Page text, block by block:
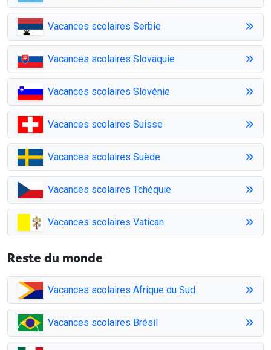
Vacances scolaires Serbie
Vacances scolaires Slovaquie
Vacances scolaires Slovénie
Vacances scolaires Suisse
Vacances scolaires Suède
Vacances scolaires Tchéquie
Vacances scolaires Vatican
Reste du monde
Vacances scolaires Afrique du Sud
Vacances scolaires Brésil